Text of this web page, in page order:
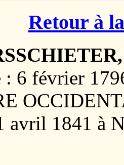
Retour à
: 6 février
avril 1841 à